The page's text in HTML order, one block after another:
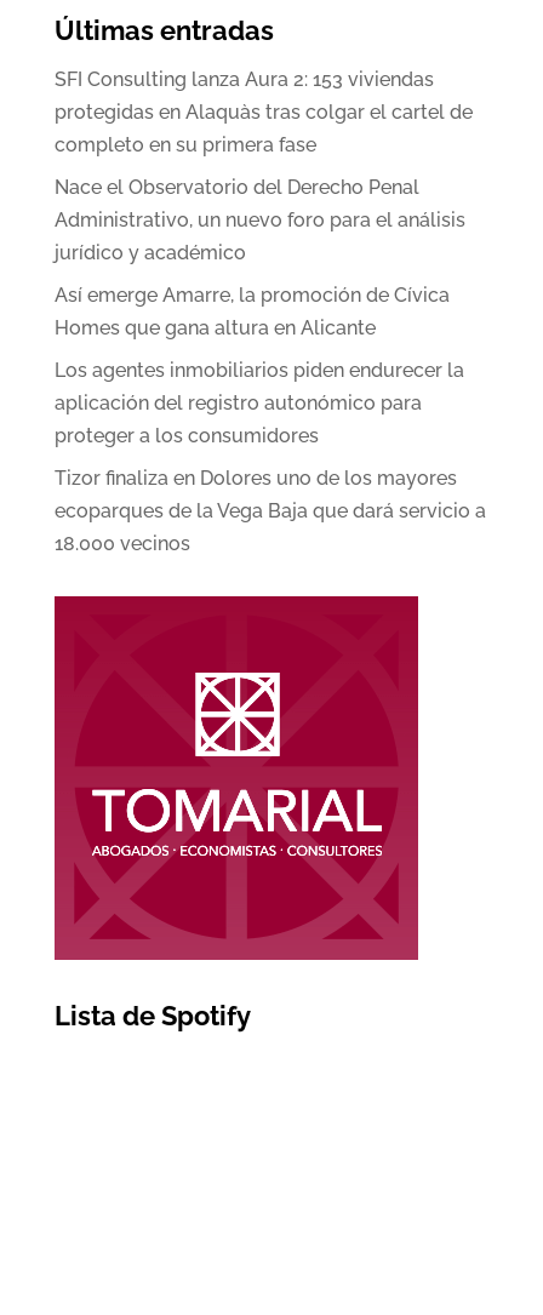
Últimas entradas
SFI Consulting lanza Aura 2: 153 viviendas
protegidas en Alaquàs tras colgar el cartel de
completo en su primera fase
Nace el Observatorio del Derecho Penal
Administrativo, un nuevo foro para el análisis
jurídico y académico
Así emerge Amarre, la promoción de Cívica
Homes que gana altura en Alicante
Los agentes inmobiliarios piden endurecer la
aplicación del registro autonómico para
proteger a los consumidores
Tizor finaliza en Dolores uno de los mayores
ecoparques de la Vega Baja que dará servicio a
18.000 vecinos
Lista de Spotify